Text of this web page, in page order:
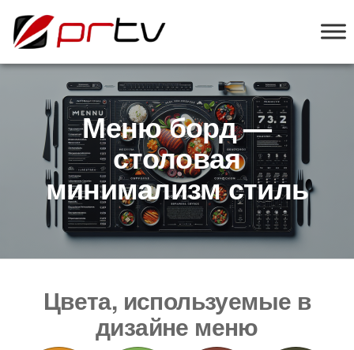
конструктор
слайд-шоу
для
телевизоров
Меню борд —
столовая
минимализм стиль
Цвета, используемые в
дизайне меню